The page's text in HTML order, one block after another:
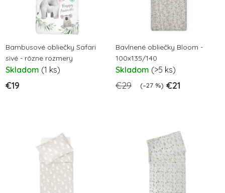
d
u
k
t
o
d
u
k
Bambusové obliečky Safari
sivé - rôzne rozmery
Skladom (1 ks)
€19
Bavlnené obliečky Bloom -
100x135/140
Skladom (>5 ks)
€21
€29 (–27 %)